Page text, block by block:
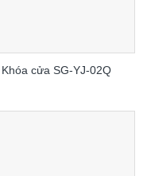
Khóa cửa SG-YJ-02Q